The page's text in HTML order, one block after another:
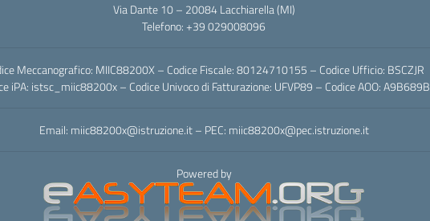
Via Dante 10 – 20084 Lacchiarella (MI)
Telefono: +39 029008096
Meccanografico: MIIC88200X – Codice Fiscale: 80124710155 – Codice Ufficio: BSCZJR
iPA: istsc_miic88200x – Codice Univoco di Fatturazione: UFVP89 – Codice AOO: A9B689B
Email: miic88200x@istruzione.it – PEC: miic88200x@pec.istruzione.it
Powered by